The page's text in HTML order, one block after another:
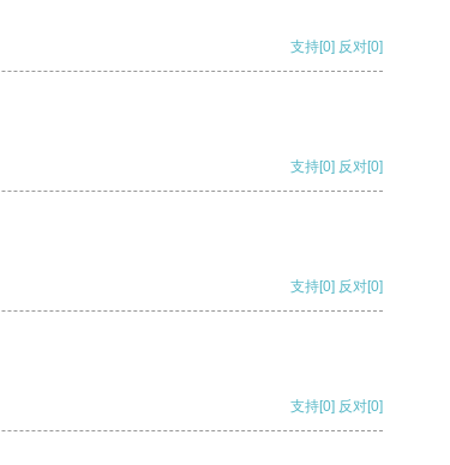
支持[0] 反对[0]
支持[0] 反对[0]
支持[0] 反对[0]
支持[0] 反对[0]